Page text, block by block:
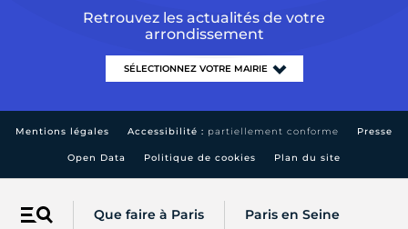
Menu Que faire à Paris Paris en Seine
Retrouvez les actualités de votre
arrondissement
Mentions légales Accessibilité : partiellement conforme Presse
Open Data Politique de cookies Plan du site